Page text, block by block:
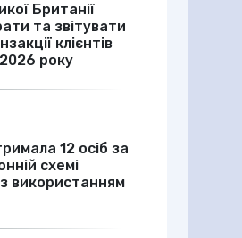
Британії
та звітувати
клієнтів
року
12 осіб за
схемі
використанням